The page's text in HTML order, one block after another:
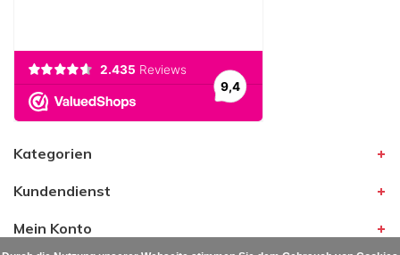
Kategorien
Kundendienst
Mein Konto